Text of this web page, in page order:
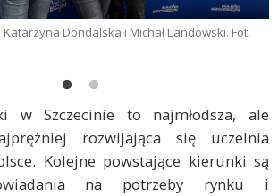
Dondalska i Michał Landowski. Fot.
w Szczecinie to najmłodsza, ale
rozwijająca się uczelnia
Kolejne powstające kierunki są
na potrzeby rynku i